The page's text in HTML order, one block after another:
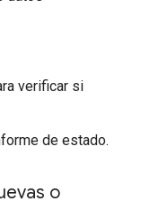
verificar si
de estado.
o